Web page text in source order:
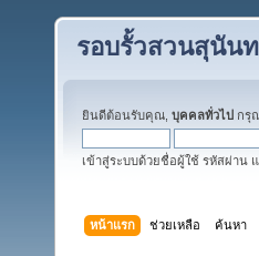
รอบรั้วสวนสุนัน
ยินดีต้อนรับคุณ, บุคคลทั่วไป กรุ
เข้าสู่ระบบด้วยชื่อผู้ใช้ รหัสผ่าน
หน้าแรก ช่วยเหลือ ค้นหา